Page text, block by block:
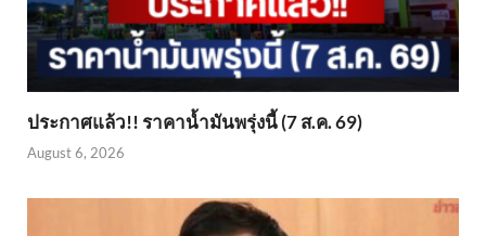
ประกาศแล้ว!! ราคาน้ำมันพรุ่งนี้ (7 ส.ค. 69)
August 6, 2026